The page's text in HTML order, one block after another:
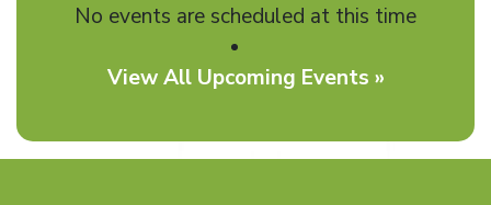
No events are scheduled at this time
View All Upcoming Events »